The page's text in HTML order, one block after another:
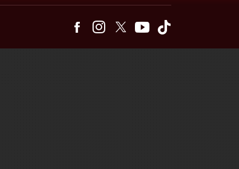
FacebookInstagram
Twitter Youtube